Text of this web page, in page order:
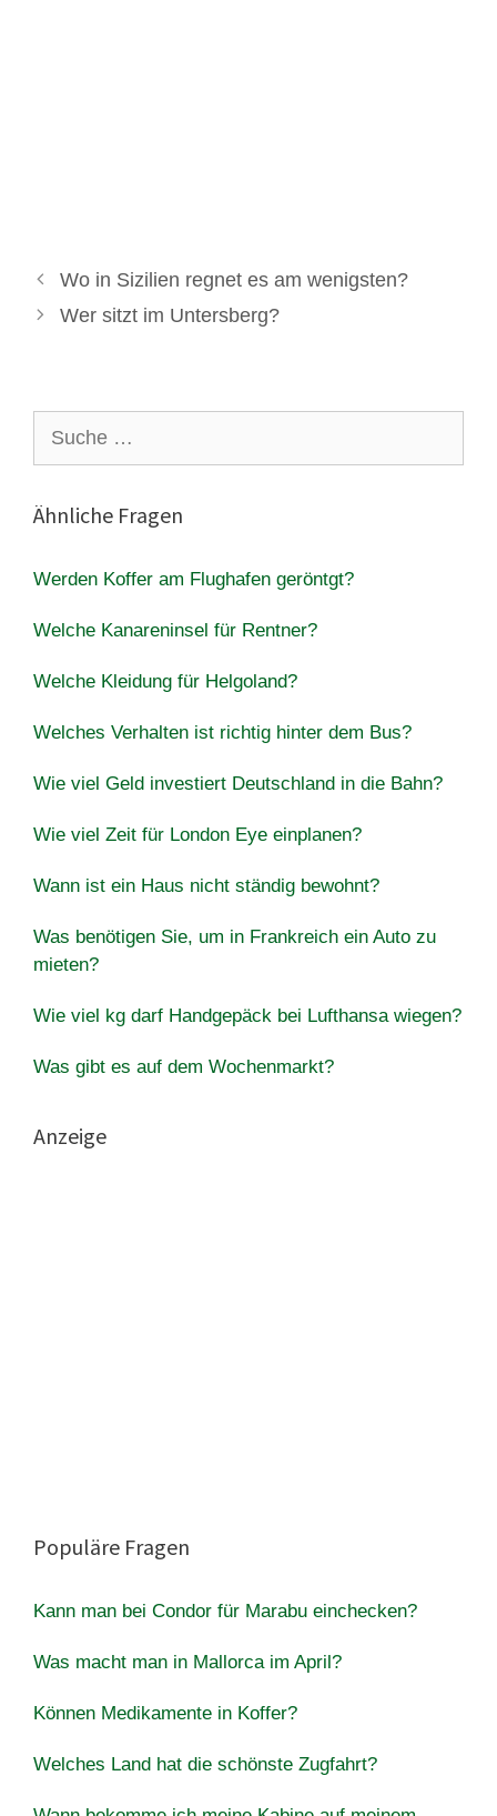
Wo in Sizilien regnet es am wenigsten?
Wer sitzt im Untersberg?
nach:
Ähnliche Fragen
Werden Koffer am Flughafen geröntgt?
Welche Kanareninsel für Rentner?
Welche Kleidung für Helgoland?
Welches Verhalten ist richtig hinter dem Bus?
Wie viel Geld investiert Deutschland in die Bahn?
Wie viel Zeit für London Eye einplanen?
Wann ist ein Haus nicht ständig bewohnt?
Was benötigen Sie, um in Frankreich ein Auto zu
mieten?
Wie viel kg darf Handgepäck bei Lufthansa wiegen?
Was gibt es auf dem Wochenmarkt?
Anzeige
Populäre Fragen
Kann man bei Condor für Marabu einchecken?
Was macht man in Mallorca im April?
Können Medikamente in Koffer?
Welches Land hat die schönste Zugfahrt?